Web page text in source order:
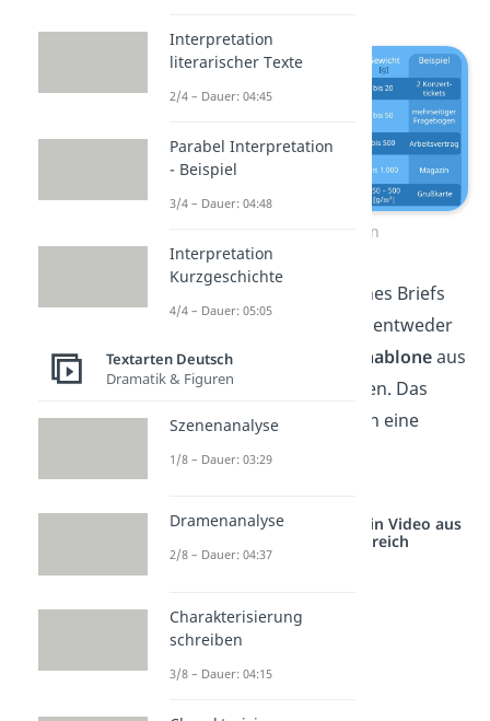
Brief frankieren
Tipp:
deines Briefs
zu ermitteln, kannst du entweder
einLineal Schabloneaus
der Postfiliale verwenden. Das
Gewichtlässt sich durch eine
einfacheKüchenwaage
Studyflix vernetzt: Hier ein Video aus
einem anderen Bereich
Interpretation
literarischer Texte
2/4 – Dauer: 04:45
Parabel Interpretation
- Beispiel
3/4 – Dauer: 04:48
Interpretation
Kurzgeschichte
4/4 – Dauer: 05:05
Textarten Deutsch
Dramatik & Figuren
Szenenanalyse
1/8 – Dauer: 03:29
Dramenanalyse
2/8 – Dauer: 04:37
Charakterisierung
schreiben
3/8 – Dauer: 04:15